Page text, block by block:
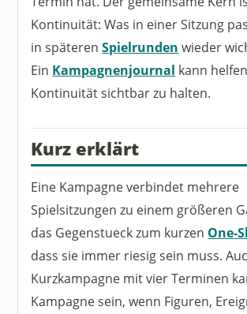
Kontinuität: Was in einer Sitzung
in späterenSpielrunden wieder
Ein Kampagnenjournal kann
Kontinuität sichtbar zu halten.
Kurz erklärt
Eine Kampagne verbindet mehrere
Spielsitzungen zu einem größeren
das Gegenstueck zum kurzen One-
dass sie immer riesig sein muss.
Kurzkampagne mit vier Terminen
Kampagne sein, wenn Figuren,